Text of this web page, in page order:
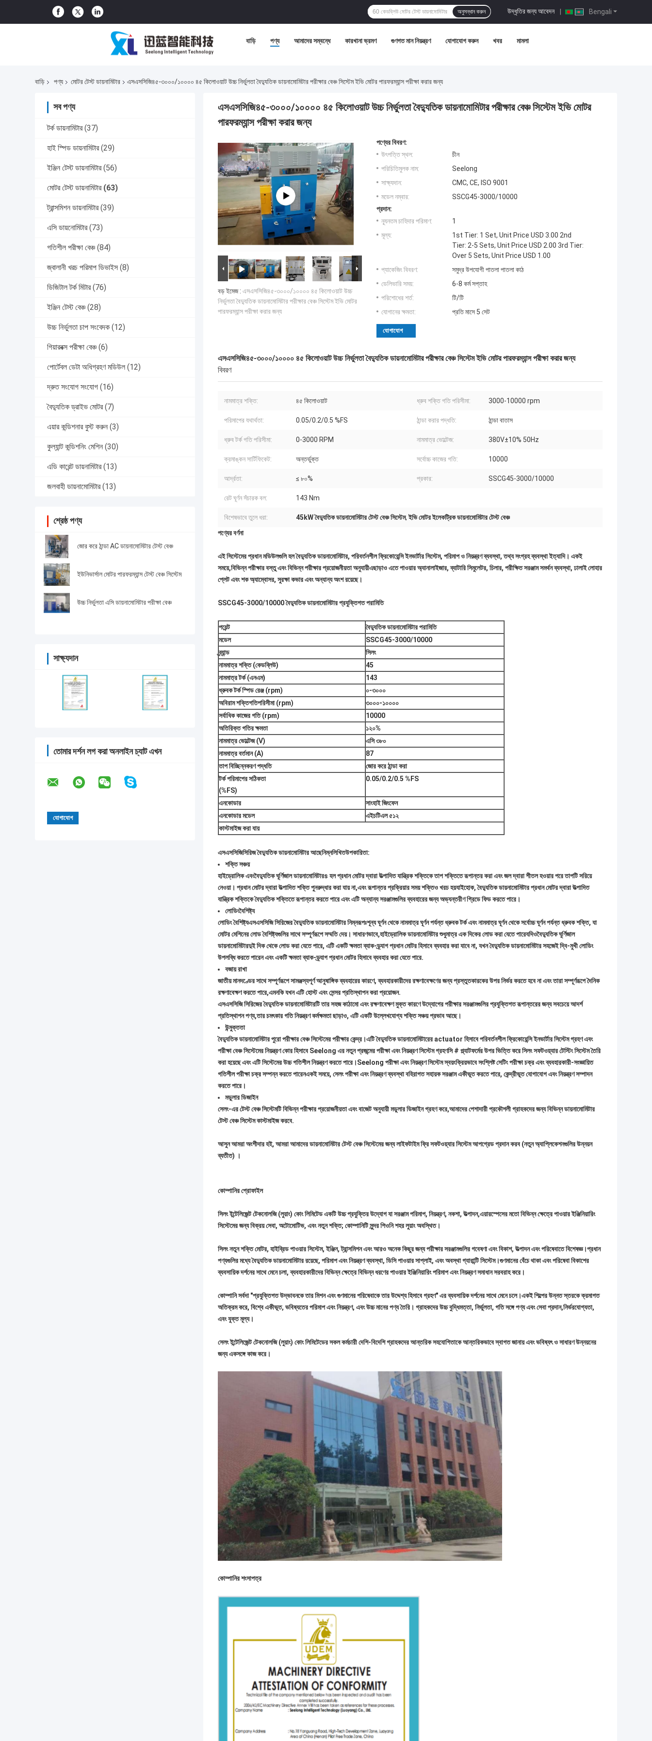
Bengali
উদ্ধৃতির জন্য আবেদন |
অনুসন্ধান করুন
বাড়ি পণ্য আমাদের সম্বন্ধে কারখানা ভ্রমণ গুণগত মান নিয়ন্ত্রণ যোগাযোগ করুন খবর মামলা
বাড়ি পণ্য মোটর টেস্ট ডায়নামিটার এসএসসিজি৪৫-৩০০০/১০০০০ ৪৫ কিলোওয়াট উচ্চ নির্ভুলতা বৈদ্যুতিক ডায়নামোমিটার পরীক্ষার বেঞ্চ সিস্টেম ইভি মোটর পারফরম্যান্স পরীক্ষা করার জন্য
সব পণ্য
টর্ক ডায়নামিটার (37)
হাই স্পিড ডায়নামিটার (29)
ইঞ্জিন টেস্ট ডায়নামিটার (56)
মোটর টেস্ট ডায়নামিটার (63)
ট্রান্সমিশন ডায়নামিটার (39)
এসি ডায়নোমিটার (73)
গতিশীল পরীক্ষা বেঞ্চ (84)
জ্বালানী খরচ পরিমাপ ডিভাইস (8)
ডিজিটাল টর্ক মিটার (76)
ইঞ্জিন টেস্ট বেঞ্চ (28)
উচ্চ নির্ভুলতা চাপ সংবেদক (12)
গিয়ারবক্স পরীক্ষা বেঞ্চ (6)
পোর্টেবল ডেটা অধিগ্রহণ মডিউল (12)
দ্রুত সংযোগ সংযোগ (16)
বৈদ্যুতিক ড্রাইভ মোটর (7)
এয়ার কন্ডিশনার বুস্ট করুন (3)
কুল্যান্ট কন্ডিশনিং মেশিন (30)
এডি কারেন্ট ডায়নামিটার (13)
জলবাহী ডায়নামোমিটার (13)
শ্রেষ্ঠ পণ্য
জোর করে ঠান্ডা AC ডায়নামোমিটার টেস্ট বেঞ্চ
ইউনিভার্সাল মোটর পারফরম্যান্স টেস্ট বেঞ্চ সিস্টেম
উচ্চ নির্ভুলতা এসি ডায়নামোমিটার পরীক্ষা বেঞ্চ
সাক্ষ্যদান
তোমার দর্শন লগ করা অনলাইন চ্যাট এখন
এসএসসিজি৪৫-৩০০০/১০০০০ ৪৫ কিলোওয়াট উচ্চ নির্ভুলতা বৈদ্যুতিক ডায়নামোমিটার পরীক্ষার বেঞ্চ সিস্টেম ইভি মোটর
পারফরম্যান্স পরীক্ষা করার জন্য
বড় ইমেজ : এসএসসিজি৪৫-৩০০০/১০০০০ ৪৫ কিলোওয়াট উচ্চ
নির্ভুলতা বৈদ্যুতিক ডায়নামোমিটার পরীক্ষার বেঞ্চ সিস্টেম ইভি মোটর
পারফরম্যান্স পরীক্ষা করার জন্য
পণ্যের বিবরণ:
উৎপত্তি স্থল:
চীন
পরিচিতিমুলক নাম:
Seelong
সাক্ষ্যদান:
CMC, CE, ISO 9001
মডেল নম্বার:
SSCG45-3000/10000
প্রদান:
ন্যূনতম চাহিদার পরিমাণ:
1
মূল্য:
1st Tier: 1 Set, Unit Price USD 3.00 2nd
Tier: 2-5 Sets, Unit Price USD 2.00 3rd Tier:
Over 5 Sets, Unit Price USD 1.00
প্যাকেজিং বিবরণ:
সমুদ্র উপযোগী পাতলা পাতলা কাঠ
ডেলিভারি সময়:
6-8 কর্ম সপ্তাহ
পরিশোধের শর্ত:
টি/টি
যোগানের ক্ষমতা:
প্রতি মাসে 5 সেট
যোগাযোগ
এসএসসিজি৪৫-৩০০০/১০০০০ ৪৫ কিলোওয়াট উচ্চ নির্ভুলতা বৈদ্যুতিক ডায়নামোমিটার পরীক্ষার বেঞ্চ সিস্টেম ইভি মোটর পারফরম্যান্স পরীক্ষা করার জন্য
বিবরণ
নামমাত্র শক্তি: ৪৫ কিলোওয়াট ধ্রুব শক্তি গতি পরিসীমা: 3000-10000 rpm
পরিমাপের যথার্থতা: 0.05/0.2/0.5 %FS ঠান্ডা করার পদ্ধতি: ঠান্ডা বাতাস
ধ্রুব টর্ক গতি পরিসীমা: 0-3000 RPM নামমাত্র ভোল্টেজ: 380V±10% 50Hz
ক্রমাঙ্কন সার্টিফিকেট: অন্তর্ভুক্ত সর্বোচ্চ কাজের গতি: 10000
আর্দ্রতা: ≤ ৮০% প্রকার: SSCG45-3000/10000
রেট ঘূর্ণন সঁচারক বল: 143 Nm
বিশেষভাবে তুলে ধরা: 45kW বৈদ্যুতিক ডায়নামোমিটার টেস্ট বেঞ্চ সিস্টেম,ইভি মোটর ইলেকট্রিক ডায়নামোমিটার টেস্ট বেঞ্চ
পণ্যের বর্ণনা
এই সিস্টেমের প্রধান মডিউলগুলি হল বৈদ্যুতিক ডায়নামোমিটার, পরিবর্তনশীল ফ্রিকোয়েন্সি ইনভার্টার সিস্টেম, পরিমাপ ও নিয়ন্ত্রণ ব্যবস্থা, তথ্য সংগ্রহ ব্যবস্থা ইত্যাদি। একই
সময়ে,বিভিন্ন পরীক্ষার বস্তু এবং বিভিন্ন পরীক্ষার প্রয়োজনীয়তা অনুযায়ীএছাড়াও এতে পাওয়ার অ্যানালাইজার, ব্যাটারি সিমুলেটর, চিলার, পরীক্ষিত সরঞ্জাম সমর্থন ব্যবস্থা, ঢালাই লোহার
প্লেট এবং শক অ্যাম্বোসর, সুরক্ষা কভার এবং অন্যান্য অংশ রয়েছে।
SSCG45-3000/10000 বৈদ্যুতিক ডায়নামোমিটার প্রযুক্তিগত পরামিতি
পয়েন্ট
বৈদ্যুতিক ডায়নামোমিটার পরামিতি
মডেল
SSCG45-3000/10000
ব্র্যান্ড
সিলং
নামমাত্র শক্তি (কেডব্লিউ)
45
নামমাত্র টর্ক (এনএম)
143
ধ্রুবক টর্ক স্পিড রেঞ্জ (rpm)
০-৩০০০
অবিরাম শক্তিগতিপরিসীমা (rpm)
৩০০০-১০০০০
সর্বাধিক কাজের গতি (rpm)
10000
অতিরিক্ত গতির ক্ষমতা
১২০%
নামমাত্র ভোল্টেজ (V)
এসি ৩৮০
নামমাত্র বর্তমান (A)
87
তাপ বিচ্ছিন্নকরণ পদ্ধতি
জোর করে ঠান্ডা করা
টর্ক পরিমাপের সঠিকতা
(%FS)
0.05/0.2/0.5 %FS
এনকোডার
সাংহাই জিংফেন
এনকোডার মডেল
এইচটিএল ৫১২
কাস্টমাইজ করা যায়
এসএসসিজিসিরিজ বৈদ্যুতিক ডায়নামোমিটার আছেনিম্নলিখিতউপকারিতা:
শক্তি সঞ্চয়
হাইড্রোলিক এবংবৈদ্যুতিক ঘূর্ণিজাল ডায়নামোমিটারs হল প্রধান মোটর দ্বারা উত্পাদিত যান্ত্রিক শক্তিকে তাপ শক্তিতে রূপান্তর করা এবং জল দ্বারা শীতল হওয়ার পরে তাপটি সরিয়ে
নেওয়া। প্রধান মোটর দ্বারা উত্পাদিত শক্তি পুনরুদ্ধার করা যায় না,এবং রূপান্তর প্রক্রিয়ার সময় শক্তিও খরচ হয়যাইহোক, বৈদ্যুতিক ডায়নামোমিটার প্রধান মোটর দ্বারা উত্পাদিত
যান্ত্রিক শক্তিকে বৈদ্যুতিক শক্তিতে রূপান্তর করতে পারে এবং এটি অন্যান্য সরঞ্জামগুলির ব্যবহারের জন্য অভ্যন্তরীণ গ্রিডে ফিড করতে পারে।
লোডিংবৈশিষ্ট্য
লোডিং বৈশিষ্ট্যএসএসসিজি সিরিজের বৈদ্যুতিক ডায়নামোমিটার নিম্নরূপঃশূন্য ঘূর্ণন থেকে নামমাত্র ঘূর্ণন পর্যন্ত ধ্রুবক টর্ক এবং নামমাত্র ঘূর্ণন থেকে সর্বোচ্চ ঘূর্ণন পর্যন্ত ধ্রুবক শক্তি, যা
মোটর মেশিনের লোড বৈশিষ্ট্যগুলির সাথে সম্পূর্ণরূপে সম্মতি দেয়। সাধারণভাবে,হাইড্রোলিক ডায়নামোমিটার শুধুমাত্র এক দিকের লোড করা যেতে পারেযদিওবৈদ্যুতিক ঘূর্ণিজাল
ডায়নামোমিটারদুই দিক থেকে লোড করা যেতে পারে, এটি একটি ক্ষমতা ব্যাক-ড্র্যাগ প্রধান মোটর হিসাবে ব্যবহার করা যাবে না, যখন বৈদ্যুতিক ডায়নামোমিটার সহজেই দ্বি-মুখী লোডিং
উপলব্ধি করতে পারেন এবং একটি ক্ষমতা ব্যাক-ড্র্যাগ প্রধান মোটর হিসাবে ব্যবহার করা যেতে পারে.
বজায় রাখা
জাতীয় মানদণ্ডের সাথে সম্পূর্ণরূপে সামঞ্জস্যপূর্ণ আনুষাঙ্গিক ব্যবহারের কারণে, ব্যবহারকারীদের রক্ষণাবেক্ষণের জন্য প্রস্তুতকারকের উপর নির্ভর করতে হবে না এবং তারা সম্পূর্ণরূপে দৈনিক
রক্ষণাবেক্ষণ করতে পারে,এমনকি যখন এটি হোস্ট এবং সেন্সর প্রতিস্থাপন করা প্রয়োজন.
এসএসসিজি সিরিজের বৈদ্যুতিক ডায়নামোমিটারটি তার সহজ কাঠামো এবং রক্ষণাবেক্ষণ মুক্ত কারণে উদ্যোগের পরীক্ষার সরঞ্জামগুলির প্রযুক্তিগত রূপান্তরের জন্য সবচেয়ে আদর্শ
প্রতিস্থাপন পণ্য,তার চমৎকার গতি নিয়ন্ত্রণ কর্মক্ষমতা ছাড়াও, এটি একটি উল্লেখযোগ্য শক্তি সঞ্চয় প্রভাব আছে।
উন্মুক্ততা
বৈদ্যুতিক ডায়নামোমিটার পুরো পরীক্ষার বেঞ্চ সিস্টেমের পরীক্ষার কেন্দ্র।এটি বৈদ্যুতিক ডায়নামোমিটারের actuator হিসাবে পরিবর্তনশীল ফ্রিকোয়েন্সি ইনভার্টার সিস্টেম গ্রহণ এবং
পরীক্ষা বেঞ্চ সিস্টেমের নিয়ন্ত্রণ কোর হিসাবে Seelong এর নতুন প্রজন্মের পরীক্ষা এবং নিয়ন্ত্রণ সিস্টেম গ্রহণসি # প্ল্যাটফর্মের উপর ভিত্তি করে সিলং সফটওয়্যার টেস্টিং সিস্টেম তৈরি
করা হয়েছে এবং এটি সিস্টেমের উচ্চ গতিশীল নিয়ন্ত্রণ করতে পারে।Seelong পরীক্ষা এবং নিয়ন্ত্রণ সিস্টেম স্বয়ংক্রিয়ভাবে সংশ্লিষ্ট সেটিং পরীক্ষা চক্র এবং ব্যবহারকারী-সংজ্ঞায়িত
গতিশীল পরীক্ষা চক্র সম্পন্ন করতে পারেনএকই সময়ে, সেলং পরীক্ষা এবং নিয়ন্ত্রণ ব্যবস্থা বহিরাগত সহায়ক সরঞ্জাম একীভূত করতে পারে, কেন্দ্রীভূত যোগাযোগ এবং নিয়ন্ত্রণ সম্পাদন
করতে পারে।
মডুলার ডিজাইন
সেলং-এর টেস্ট বেঞ্চ সিস্টেমটি বিভিন্ন পরীক্ষার প্রয়োজনীয়তা এবং বাজেট অনুযায়ী মডুলার ডিজাইন গ্রহণ করে,আমাদের পেশাদারী প্রকৌশলী গ্রাহকদের জন্য বিভিন্ন ডায়নামোমিটার
টেস্ট বেঞ্চ সিস্টেম কাস্টমাইজ করবে.
আসুন আমরা অংশীদার হই, আমরা আমাদের ডায়নামোমিটার টেস্ট বেঞ্চ সিস্টেমের জন্য লাইফটাইম ফ্রি সফটওয়্যার সিস্টেম আপগ্রেড প্রদান করব (নতুন অ্যাপ্লিকেশনগুলির উন্নয়ন
ব্যতীত) ।
কোম্পানির প্রোফাইল
সিলং ইন্টেলিজেন্ট টেকনোলজি (লুয়াং) কোং লিমিটেড একটি উচ্চ প্রযুক্তির উদ্যোগ যা সরঞ্জাম পরিমাপ, নিয়ন্ত্রণ, নকশা, উত্পাদন,এয়ারস্পেসের মতো বিভিন্ন ক্ষেত্রে পাওয়ার ইঞ্জিনিয়ারিং
সিস্টেমের জন্য বিক্রয় সেবা, অটোমোটিভ, এবং নতুন শক্তি; কোম্পানিটি সুন্দর পিওনি শহর লুয়াং অবস্থিত।
সিলং নতুন শক্তি মোটর, হাইব্রিড পাওয়ার সিস্টেম, ইঞ্জিন, ট্রান্সমিশন এবং আরও অনেক কিছুর জন্য পরীক্ষার সরঞ্জামগুলির গবেষণা এবং বিকাশ, উত্পাদন এবং পরিষেবাতে বিশেষজ্ঞ।প্রধান
পণ্যগুলির মধ্যে বৈদ্যুতিক ডায়নামোমিটার রয়েছে, পরিমাপ এবং নিয়ন্ত্রণ ব্যবস্থা, ডিসি পাওয়ার সাপ্লাই, এবং অবস্থা গ্যারান্টি সিস্টেম।গুণমানের বেঁচে থাকা এবং পরিষেবা বিকাশের
ব্যবসায়িক দর্শনের সাথে মেনে চলা, ব্যবহারকারীদের বিভিন্ন ক্ষেত্রে বিভিন্ন ধরণের পাওয়ার ইঞ্জিনিয়ারিং পরিমাপ এবং নিয়ন্ত্রণ সমাধান সরবরাহ করে।
কোম্পানি সর্বদা "প্রযুক্তিগত উদ্ভাবনকে তার মিশন এবং গুণমানের পরিষেবাকে তার উদ্দেশ্য হিসাবে গ্রহণ" এর ব্যবসায়িক দর্শনের সাথে মেনে চলে।একই শিল্পের উন্নত স্তরকে ক্রমাগত
অতিক্রম করে, বিশ্বে একীভূত, ভবিষ্যতের পরিমাপ এবং নিয়ন্ত্রণ, এবং উচ্চ মানের পণ্য তৈরি। গ্রাহকদের উচ্চ বুদ্ধিমত্তা, নির্ভুলতা, গতি সঙ্গে পণ্য এবং সেবা প্রদান,নির্ভরযোগ্যতা,
এবং যুক্ত মূল্য।
সেলং ইন্টেলিজেন্ট টেকনোলজি (লুয়াং) কোং লিমিটেডের সকল কর্মচারী দেশি-বিদেশি গ্রাহকদের আন্তরিক সহযোগিতাকে আন্তরিকভাবে স্বাগত জানায় এবং ভবিষ্যৎ ও সাধারণ উন্নয়নের
জন্য একসঙ্গে কাজ করে।
কোম্পানির শংসাপত্র